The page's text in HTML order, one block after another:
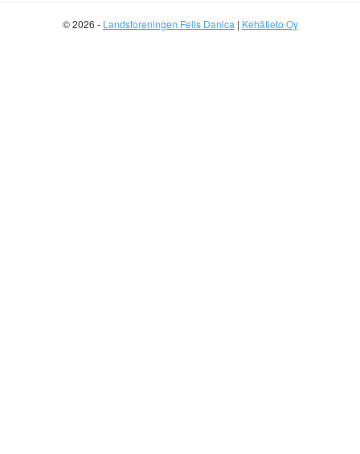
© 2026 - Landsforeningen Felis Danica | Kehätieto Oy